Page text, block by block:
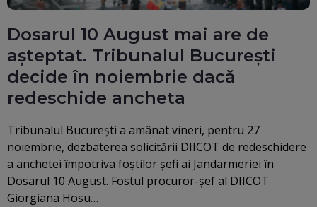
Dosarul 10 August mai are de
așteptat. Tribunalul București
decide în noiembrie dacă
redeschide ancheta
Tribunalul Bucureşti a amânat vineri, pentru 27
noiembrie, dezbaterea solicitării DIICOT de redeschidere
a anchetei împotriva foştilor şefi ai Jandarmeriei în
Dosarul 10 August. Fostul procuror-şef al DIICOT
Giorgiana Hosu…